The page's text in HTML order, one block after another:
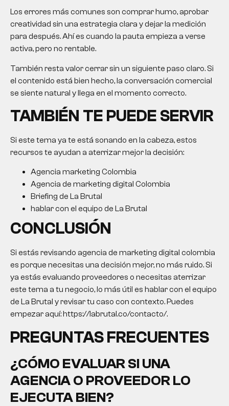
Los errores más comunes son comprar humo, aprobar
creatividad sin una estrategia clara y dejar la medición
para después. Ahí es cuando la pauta empieza a verse
activa, pero no rentable.
También resta valor cerrar sin un siguiente paso claro. Si
el contenido está bien hecho, la conversación comercial
se siente natural y llega en el momento correcto.
TAMBIÉN TE PUEDE SERVIR
Si este tema ya te está sonando en la cabeza, estos
recursos te ayudan a aterrizar mejor la decisión:
Agencia marketing Colombia
Agencia de marketing digital Colombia
Briefing de La Brutal
hablar con el equipo de La Brutal
CONCLUSIÓN
Si estás revisando agencia de marketing digital colombia
es porque necesitas una decisión mejor, no más ruido. Si
ya estás evaluando proveedores o necesitas aterrizar
este tema a tu negocio, lo más útil es hablar con el equipo
de La Brutal y revisar tu caso con contexto. Puedes
empezar aquí: https://labrutal.co/contacto/.
PREGUNTAS FRECUENTES
¿CÓMO EVALUAR SI UNA
AGENCIA O PROVEEDOR LO
EJECUTA BIEN?